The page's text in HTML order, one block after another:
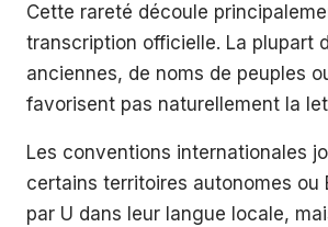
Cette rareté découle
transcription officielle. La plupart
anciennes, de noms de peuples
favorisent pas naturellement la
Les conventions internationales
certains territoires autonomes
par U dans leur langue locale,